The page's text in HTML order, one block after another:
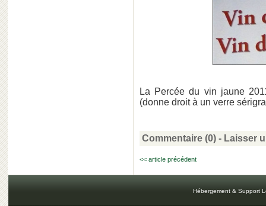
La Percée du vin jaune
(donne droit à un verre
Commentaire (0) - Laisser
<< article précédent
Hébergement & Support